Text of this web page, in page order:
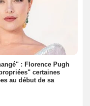
: Florence Pugh
certaines
au début de sa